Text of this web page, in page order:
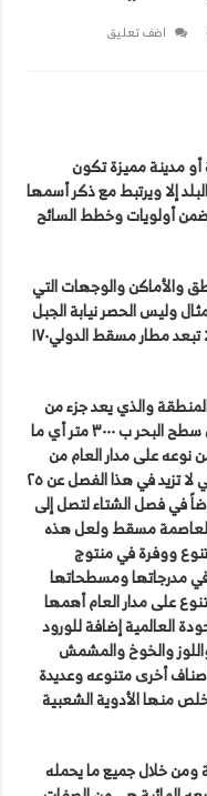
اضف تعليق
مدينة مميزة تكون
إلا ويرتبط مع ذكر أسمها
ضمن أولويات وخطط السائح
والأماكن والوجهات التي
وليس الحصر نيابة الجبل
الأخضر بمحافظة الداخلية بولاية نزوى التي لا تبعد مطار مسقط الدولي١٧٠
والذي يعد جزء من
سلسلة جبال الحجر بسلطنة عمان ويرتفع عن سطح البحر ب ٣٠٠٠ متر أي ما
من نوعه على مدار العام من
خلال اعتدال درجة الحرارة في فصل الصيف التي لا تزيد في هذا الفصل عن ٢٥
في فصل الشتاء لتصل إلى
مسقط ولعل هذه
تنوع ووفرة في منتوج
في مدرجاتها ومسطحاتها
على مدار العام أهمها
العالمية إضافة للورود
والخوخ والمشمش
أخرى متنوعه وعديدة
منها الأدوية الشعبية
ومن خلال جميع ما يحمله